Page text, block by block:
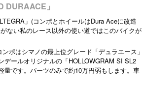
DURAACE」
」(コンポとホイールはDura Aceに改造
ない私のレース以外の使い道ではこのバイクが
ポはシマノの最上位グレード「デュラエース」
ールオリジナルの「HOLLOWGRAM SI SL2
量です。パーツのみで約10万円弱もします。車